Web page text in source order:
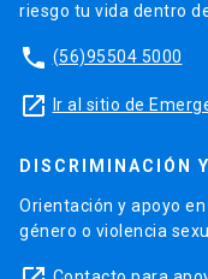
riesgo tu vida dentro
phone (56)95504 5000
launch Ir al sitio de
DISCRIMINACIÓN
Orientación y apoyo
género o violencia